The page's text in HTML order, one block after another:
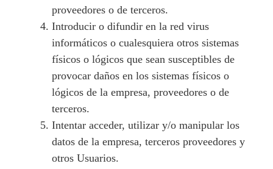
proveedores o de terceros.
Introducir o difundir en la red virus
informáticos o cualesquiera otros sistemas
físicos o lógicos que sean susceptibles de
provocar daños en los sistemas físicos o
lógicos de la empresa, proveedores o de
terceros.
Intentar acceder, utilizar y/o manipular los
datos de la empresa, terceros proveedores y
otros Usuarios.